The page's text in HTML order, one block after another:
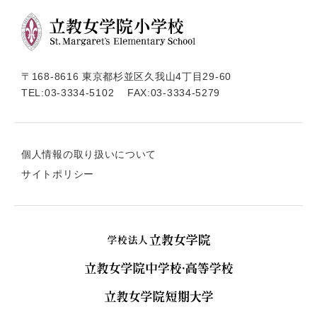
〒168-8616 東京都杉並区久我山4丁目29-60
TEL:03-3334-5102 FAX:03-3334-5279
個人情報の取り扱いについて
サイトポリシー